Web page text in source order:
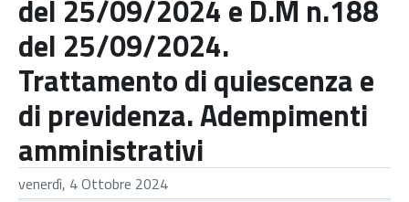
del 25/09/2024 e D.M n.188
del 25/09/2024.
Trattamento di quiescenza e
di previdenza. Adempimenti
amministrativi
venerdì, 4 Ottobre 2024